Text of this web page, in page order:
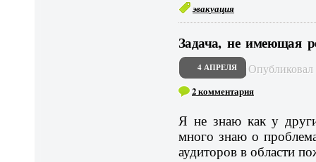
эвакуация
Задача, не имеющая
4 АПРЕЛЯ Опубликовал
2 комментария
Я не знаю как у
много знаю о
аудиторов в области